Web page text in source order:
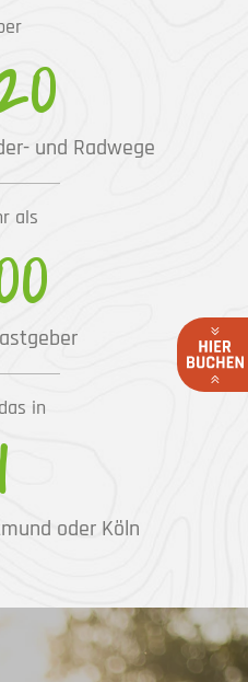
und Radwege
als
in
1
oder Köln